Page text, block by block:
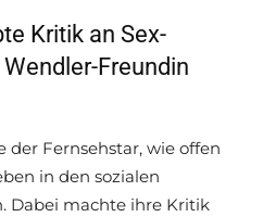
Kritik an Sex-
Freundin
der Fernsehstar, wie offen
in den sozialen
Dabei machte ihre Kritik